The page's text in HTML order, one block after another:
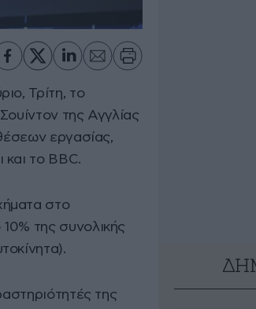
Τρίτη, το
της Αγγλίας
εργασίας,
το BBC.
στο
της συνολικής
της